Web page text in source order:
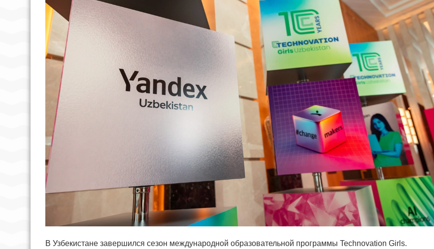
В Узбекистане завершился сезон международной образовательной программы Technovation Girls.